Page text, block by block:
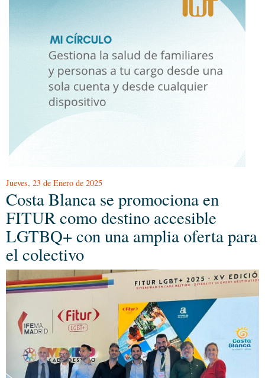
Jueves, 23 de Enero de 2025
Costa Blanca se promociona en
FITUR como destino accesible
LGTBQ+ con una amplia oferta para
el colectivo